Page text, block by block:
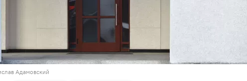
Адамовский